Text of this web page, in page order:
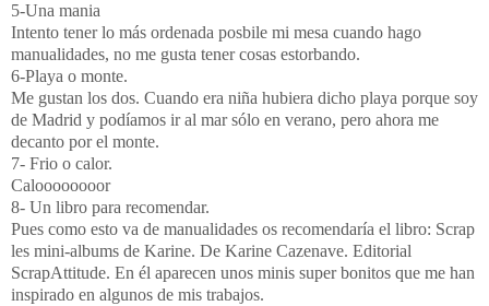
5-Una mania
Intento tener lo más ordenada posbile mi mesa cuando hago
manualidades, no me gusta tener cosas estorbando.
6-Playa o monte.
Me gustan los dos. Cuando era niña hubiera dicho playa porque soy
de Madrid y podíamos ir al mar sólo en verano, pero ahora me
decanto por el monte.
7- Frio o calor.
Caloooooooor
8- Un libro para recomendar.
Pues como esto va de manualidades os recomendaría el libro: Scrap
les mini-albums de Karine. De Karine Cazenave. Editorial
ScrapAttitude. En él aparecen unos minis super bonitos que me han
inspirado en algunos de mis trabajos.